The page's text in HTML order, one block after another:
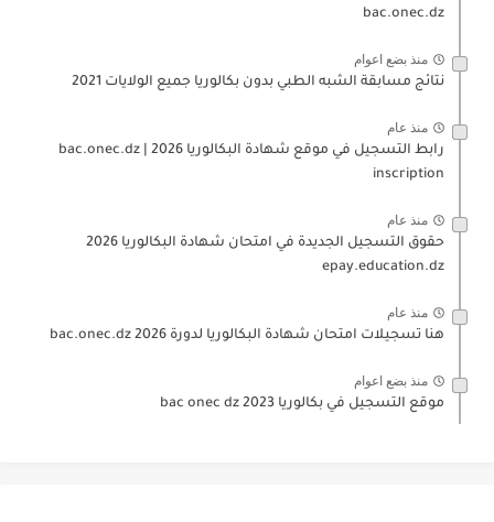
bac.onec.dz
منذ بضع اعوام
نتائج مسابقة الشبه الطبي بدون بكالوريا جميع الولايات 2021
منذ عام
رابط التسجيل في موقع شهادة البكالوريا 2026 | bac.onec.dz
inscription
منذ عام
حقوق التسجيل الجديدة في امتحان شهادة البكالوريا 2026
epay.education.dz
منذ عام
هنا تسجيلات امتحان شهادة البكالوريا لدورة 2026 bac.onec.dz
منذ بضع اعوام
موقع التسجيل في بكالوريا 2023 bac onec dz